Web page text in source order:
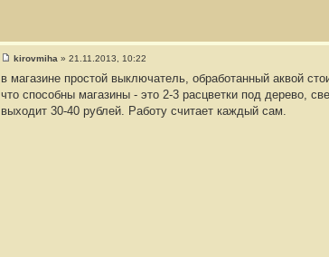
о
б
щ
kirovmiha » 21.11.2013, 10:22
в магазине простой выключатель, обработанный аквой
что способны магазины - это 2-3 расцветки под дерево,
выходит 30-40 рублей. Работу считает каждый сам.